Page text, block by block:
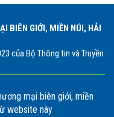
Lò rèn
tre Bát Độ -
miền núi Tây
BIÊN GIỚI, MIỀN NÚI, HẢI
của Bộ Thông tin và Truyền
mại biên giới, miền
website này